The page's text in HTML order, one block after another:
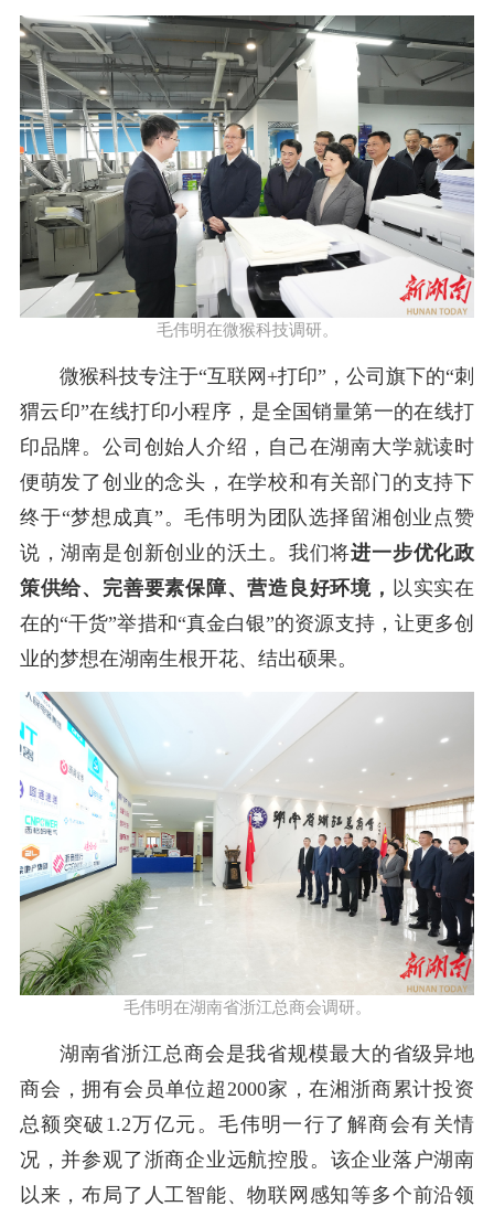
毛伟明在微猴科技调研。
微猴科技专注于“互联网+打印”，公司旗下的“刺
猬云印”在线打印小程序，是全国销量第一的在线打
印品牌。公司创始人介绍，自己在湖南大学就读时
便萌发了创业的念头，在学校和有关部门的支持下
终于“梦想成真”。毛伟明 为团队选择留湘创业 点赞
说，湖南是创新创业的沃土。我们将进一步优化政
策供给、完善要素保障、营造良好环境， 以实实在
在的“干货”举措和“真金白银”的资源支持，让更多创
业的梦想在湖南生根开花、结出硕果。
毛伟明在湖南省浙江总商会调研。
湖南省浙江总商会是我省规模最大的省级异地
商会，拥有会员单位超 2000家，在湘浙商累计投资
总额突破 1.2万亿元。毛伟明一行了解商会有关情
况，并参观了浙商企业远航控股 。 该企业落户湖南
以来，布局了人工智能、物联网感知等多个前沿领